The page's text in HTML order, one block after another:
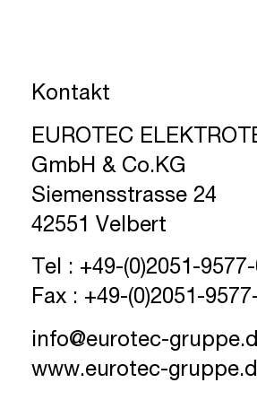
Kontakt
EUROTEC
GmbH & Co.KG
Siemensstrasse 24
42551 Velbert
Tel : +49-(0)2051-
Fax : +49-(0)2051-
info@eurotec-
www.eurotec-